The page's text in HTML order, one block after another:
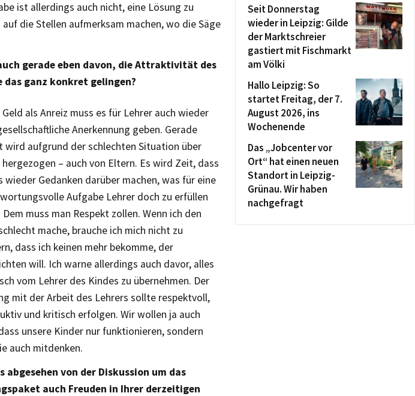
ist allerdings auch nicht, eine Lösung zu
die Stellen aufmerksam machen, wo die Säge
gerade eben davon, die Attraktivität des
das ganz konkret gelingen?
Geld als Anreiz muss es für Lehrer auch wieder
Anerkennung geben. Gerade
wird aufgrund der schlechten Situation über
hergezogen – auch von Eltern. Es wird Zeit, dass
wieder Gedanken darüber machen, was für eine
Aufgabe Lehrer doch zu erfüllen
Dem muss man Respekt zollen. Wenn ich den
mache, brauche ich mich nicht zu
dass ich keinen mehr bekomme, der
will. Ich warne allerdings auch davor, alles
vom Lehrer des Kindes zu übernehmen. Der
mit der Arbeit des Lehrers sollte respektvoll,
und kritisch erfolgen. Wir wollen ja auch
unsere Kinder nur funktionieren, sondern
auch mitdenken.
abgesehen von der Diskussion um das
auch Freuden in Ihrer derzeitigen
Seit Donnerstag
wieder in Leipzig: Gilde
der Marktschreier
gastiert mit Fischmarkt
am Völki
Hallo Leipzig: So
startet Freitag, der 7.
August 2026, ins
Wochenende
Das „Jobcenter vor
Ort“ hat einen neuen
Standort in Leipzig-
Grünau. Wir haben
nachgefragt